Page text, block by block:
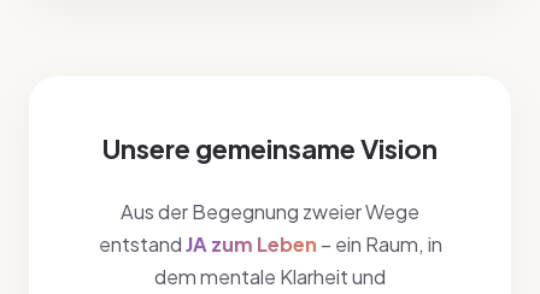
Unsere gemeinsame Vision
Aus der Begegnung zweier Wege
entstandJA zum Leben – ein Raum, in
dem mentale Klarheit und